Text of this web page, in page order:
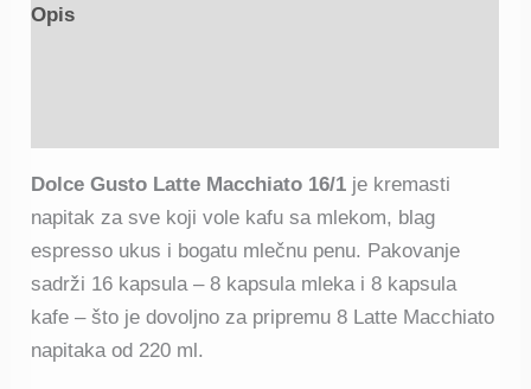
Opis
Dolce Gusto Latte Macchiato 16/1 je kremasti
napitak za sve koji vole kafu sa mlekom, blag
espresso ukus i bogatu mlečnu penu. Pakovanje
sadrži 16 kapsula – 8 kapsula mleka i 8 kapsula
kafe – što je dovoljno za pripremu 8 Latte Macchiato
napitaka od 220 ml.